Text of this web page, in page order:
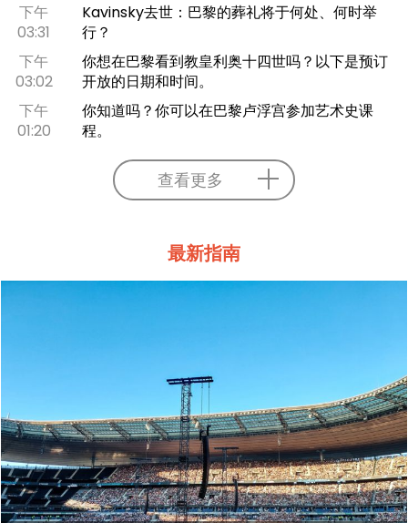
下午
03:31
Kavinsky去世：巴黎的葬礼将于何处、何时举
行？
下午
03:02
你想在巴黎看到教皇利奥十四世吗？以下是预订
开放的日期和时间。
下午
01:20
你知道吗？你可以在巴黎卢浮宫参加艺术史课
程。
查看更多
最新指南